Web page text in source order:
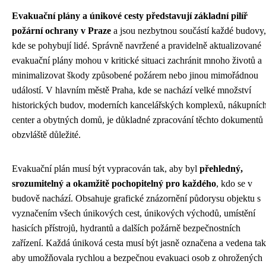
Evakuační plány a únikové cesty představují základní pilíř
požární ochrany v Praze a jsou nezbytnou součástí každé budovy,
kde se pohybují lidé. Správně navržené a pravidelně aktualizované
evakuační plány mohou v kritické situaci zachránit mnoho životů a
minimalizovat škody způsobené požárem nebo jinou mimořádnou
událostí. V hlavním městě Praha, kde se nachází velké množství
historických budov, moderních kancelářských komplexů,
center a obytných domů, je důkladné zpracování těchto dokumentů
obzvláště důležité.
Evakuační plán musí být vypracován tak, aby byl přehledný,
srozumitelný a okamžitě pochopitelný pro každého, kdo se v
budově nachází. Obsahuje grafické znázornění půdorysu objektu s
vyznačením všech únikových cest, únikových východů, umístění
hasicích přístrojů, hydrantů a dalších požárně bezpečnostních
zařízení. Každá úniková cesta musí být jasně označena a vedena
aby umožňovala rychlou a bezpečnou evakuaci osob z ohrožených